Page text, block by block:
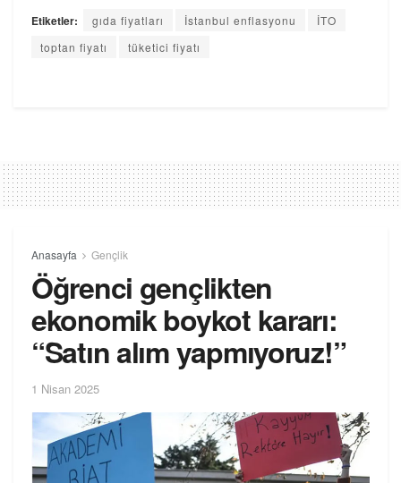
Etiketler: gıda fiyatları İstanbul enflasyonu
İTO
toptan fiyatı
tüketici fiyatı
Anasayfa Gençlik
Öğrenci gençlikten
ekonomik boykot kararı:
“Satın alım yapmıyoruz!”
1 Nisan 2025